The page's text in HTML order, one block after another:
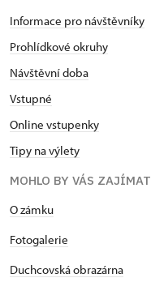
Informace pro návštěvníky
Prohlídkové okruhy
Návštěvní doba
Vstupné
Online vstupenky
Tipy na výlety
MOHLO BY VÁS ZAJÍMAT
O zámku
Fotogalerie
Duchcovská obrazárna